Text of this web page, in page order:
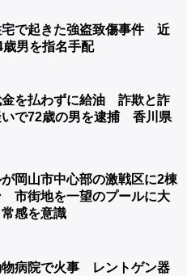
宅で起きた強盗致傷事件 近
歳男を指名手配
金を払わずに給油 詐欺と詐
いで72歳の男を逮捕 香川県
岡山市中心部の激戦区に2棟
市街地を一望のプールに大
感を意識
物病院で火事 レントゲン器